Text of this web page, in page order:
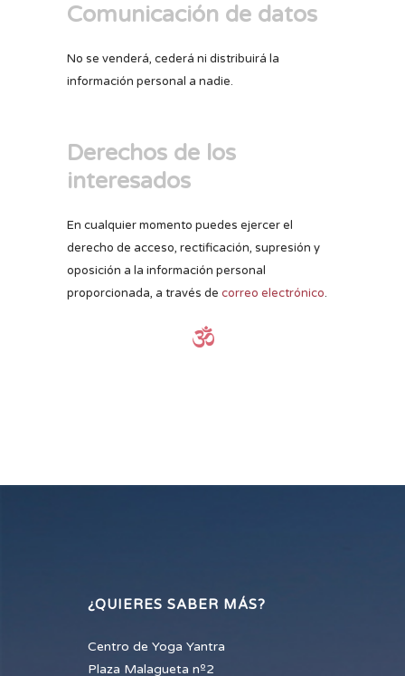
Comunicación de datos
No se venderá, cederá ni distribuirá la
información personal a nadie.
Derechos de los
interesados
En cualquier momento puedes ejercer el
derecho de acceso, rectificación, supresión y
oposición a la información personal
proporcionada, a través de correo electrónico.
¿QUIERES SABER MÁS?
Centro de Yoga Yantra
Plaza Malagueta nº2